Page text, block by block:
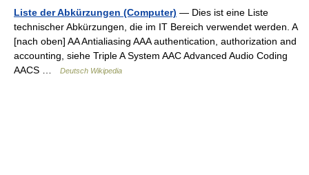
Liste der Abkürzungen (Computer) — Dies ist eine Liste
technischer Abkürzungen, die im IT Bereich verwendet werden. A
[nach oben] AA Antialiasing AAA authentication, authorization and
accounting, siehe Triple A System AAC Advanced Audio Coding
AACS …
Deutsch Wikipedia